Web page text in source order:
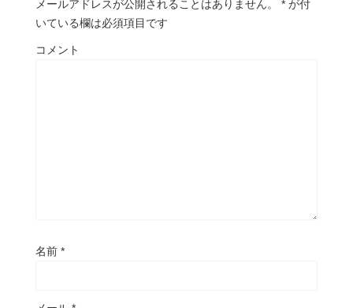
メールアドレスが公開されることはありません。 * が付
いている欄は必須項目です
コメント
名前 *